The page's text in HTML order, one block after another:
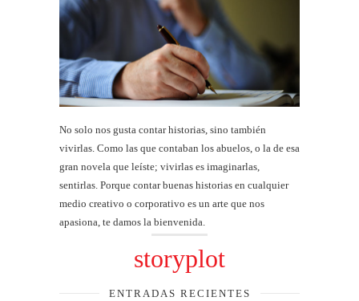
No solo nos gusta contar historias, sino también
vivirlas. Como las que contaban los abuelos, o la de esa
gran novela que leíste; vivirlas es imaginarlas,
sentirlas. Porque contar buenas historias en cualquier
medio creativo o corporativo es un arte que nos
apasiona, te damos la bienvenida.
storyplot
ENTRADAS RECIENTES